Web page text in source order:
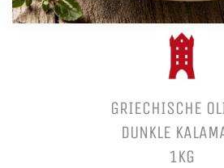
GRIECHISCHE
DUNKLE
1KG